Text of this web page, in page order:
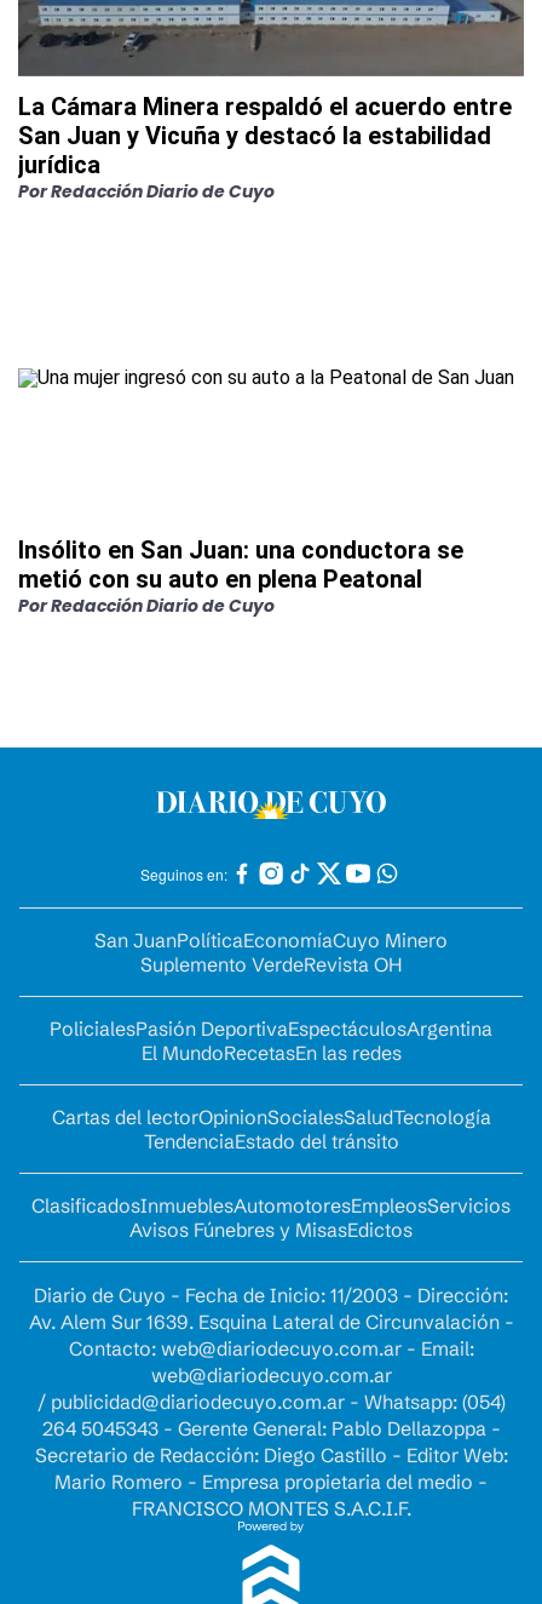
La Cámara Minera respaldó el acuerdo entre
San Juan y Vicuña y destacó la estabilidad
jurídica
PorRedacción Diario de Cuyo
Insólito en San Juan: una conductora se
metió con su auto en plena Peatonal
PorRedacción Diario de Cuyo
Seguinos en:
San JuanPolíticaEconomíaCuyo Minero
Suplemento VerdeRevista OH
PolicialesPasión DeportivaEspectáculosArgentina
El MundoRecetasEn las redes
Cartas del lectorOpinionSocialesSaludTecnología
TendenciaEstado del tránsito
ClasificadosInmueblesAutomotoresEmpleosServicios
Avisos Fúnebres y MisasEdictos
Diario de Cuyo - Fecha de Inicio: 11/2003 - Dirección:
Av. Alem Sur 1639. Esquina Lateral de Circunvalación -
Contacto: web@diariodecuyo.com.ar- Email:
web@diariodecuyo.com.ar
/ publicidad@diariodecuyo.com.ar- Whatsapp: (054)
264 5045343 - Gerente General: Pablo Dellazoppa -
Secretario de Redacción: Diego Castillo - Editor Web:
Mario Romero - Empresa propietaria del medio -
FRANCISCO MONTES S.A.C.I.F.